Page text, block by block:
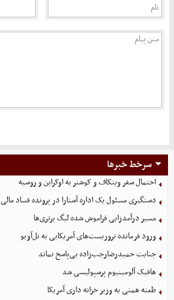
سرخط خبرها
احتمال سفر ویتکاف و کوشنر به اوکراین و روسیه
دستگیری مسئول یک اداره آستارا در پرونده فساد مالی
مسیر درآمدزایی فراموش شده لیگ برتری‌ها
ورود فرمانده تروریست‌های آمریکایی به تل‌آویو
جنایت حمیدرضارجب‌زاده بی‌پاسخ نماند
هافبک آلومینیوم پرسپولیسی شد
طعنه همتی به وزیر خزانه داری آمریکا